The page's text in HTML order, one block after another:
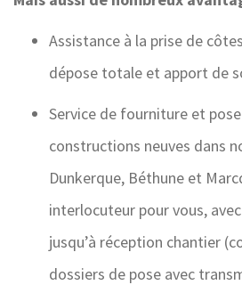
Assistance à la prise de
dépose totale et apport de
Service de fourniture et
constructions neuves dans
Dunkerque, Béthune et
interlocuteur pour vous,
jusqu’à réception chantier
dossiers de pose avec